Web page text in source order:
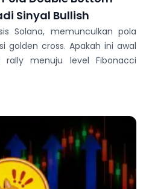
Sinyal Bullish
Solana, memunculkan pola
cross. Apakah ini awal
menuju level Fibonacci